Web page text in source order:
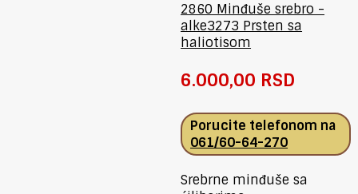
2860 Minđuše srebro -
alke3273 Prsten sa
haliotisom
6.000,00 RSD
Porucite telefonom na
061/60-64-270
Srebrne minđuše sa